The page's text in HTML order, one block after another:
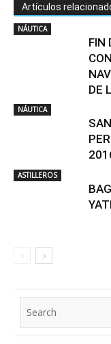
Artículos
NÁUTICA
FIN
DE
NÁUTICA
ASTILLEROS
for: